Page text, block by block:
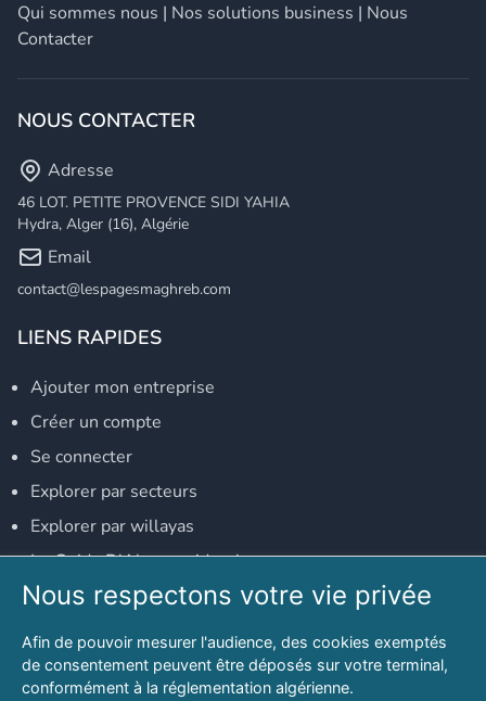
Qui sommes nous | Nos solutions business | Nous
Contacter
NOUS CONTACTER
Adresse
46 LOT. PETITE PROVENCE SIDI YAHIA
Hydra, Alger (16), Algérie
Email
contact@lespagesmaghreb.com
LIENS RAPIDES
Ajouter mon entreprise
Créer un compte
Se connecter
Explorer par secteurs
Explorer par willayas
Le Guide D'Alger, guide-alger.com
NOS RÉSEAUX SOCIAUX
Notre page Facebook
Notre page LinkedIn
Nous respectons votre vie privée
Afin de pouvoir mesurer l'audience, des cookies exemptés
de consentement peuvent être déposés sur votre terminal,
conformément à la réglementation algérienne.